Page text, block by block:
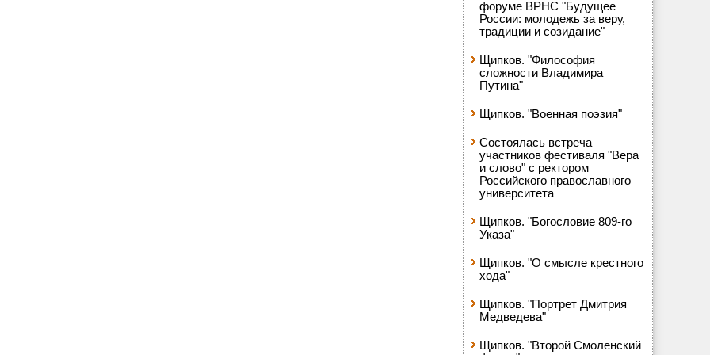
форуме ВРНС "Будущее
России: молодежь за веру,
традиции и созидание"
Щипков. "Философия
сложности Владимира
Путина"
Щипков. "Военная поэзия"
Состоялась встреча
участников фестиваля "Вера
и слово" с ректором
Российского православного
университета
Щипков. "Богословие 809-го
Указа"
Щипков. "О смысле крестного
хода"
Щипков. "Портрет Дмитрия
Медведева"
Щипков. "Второй Смоленский